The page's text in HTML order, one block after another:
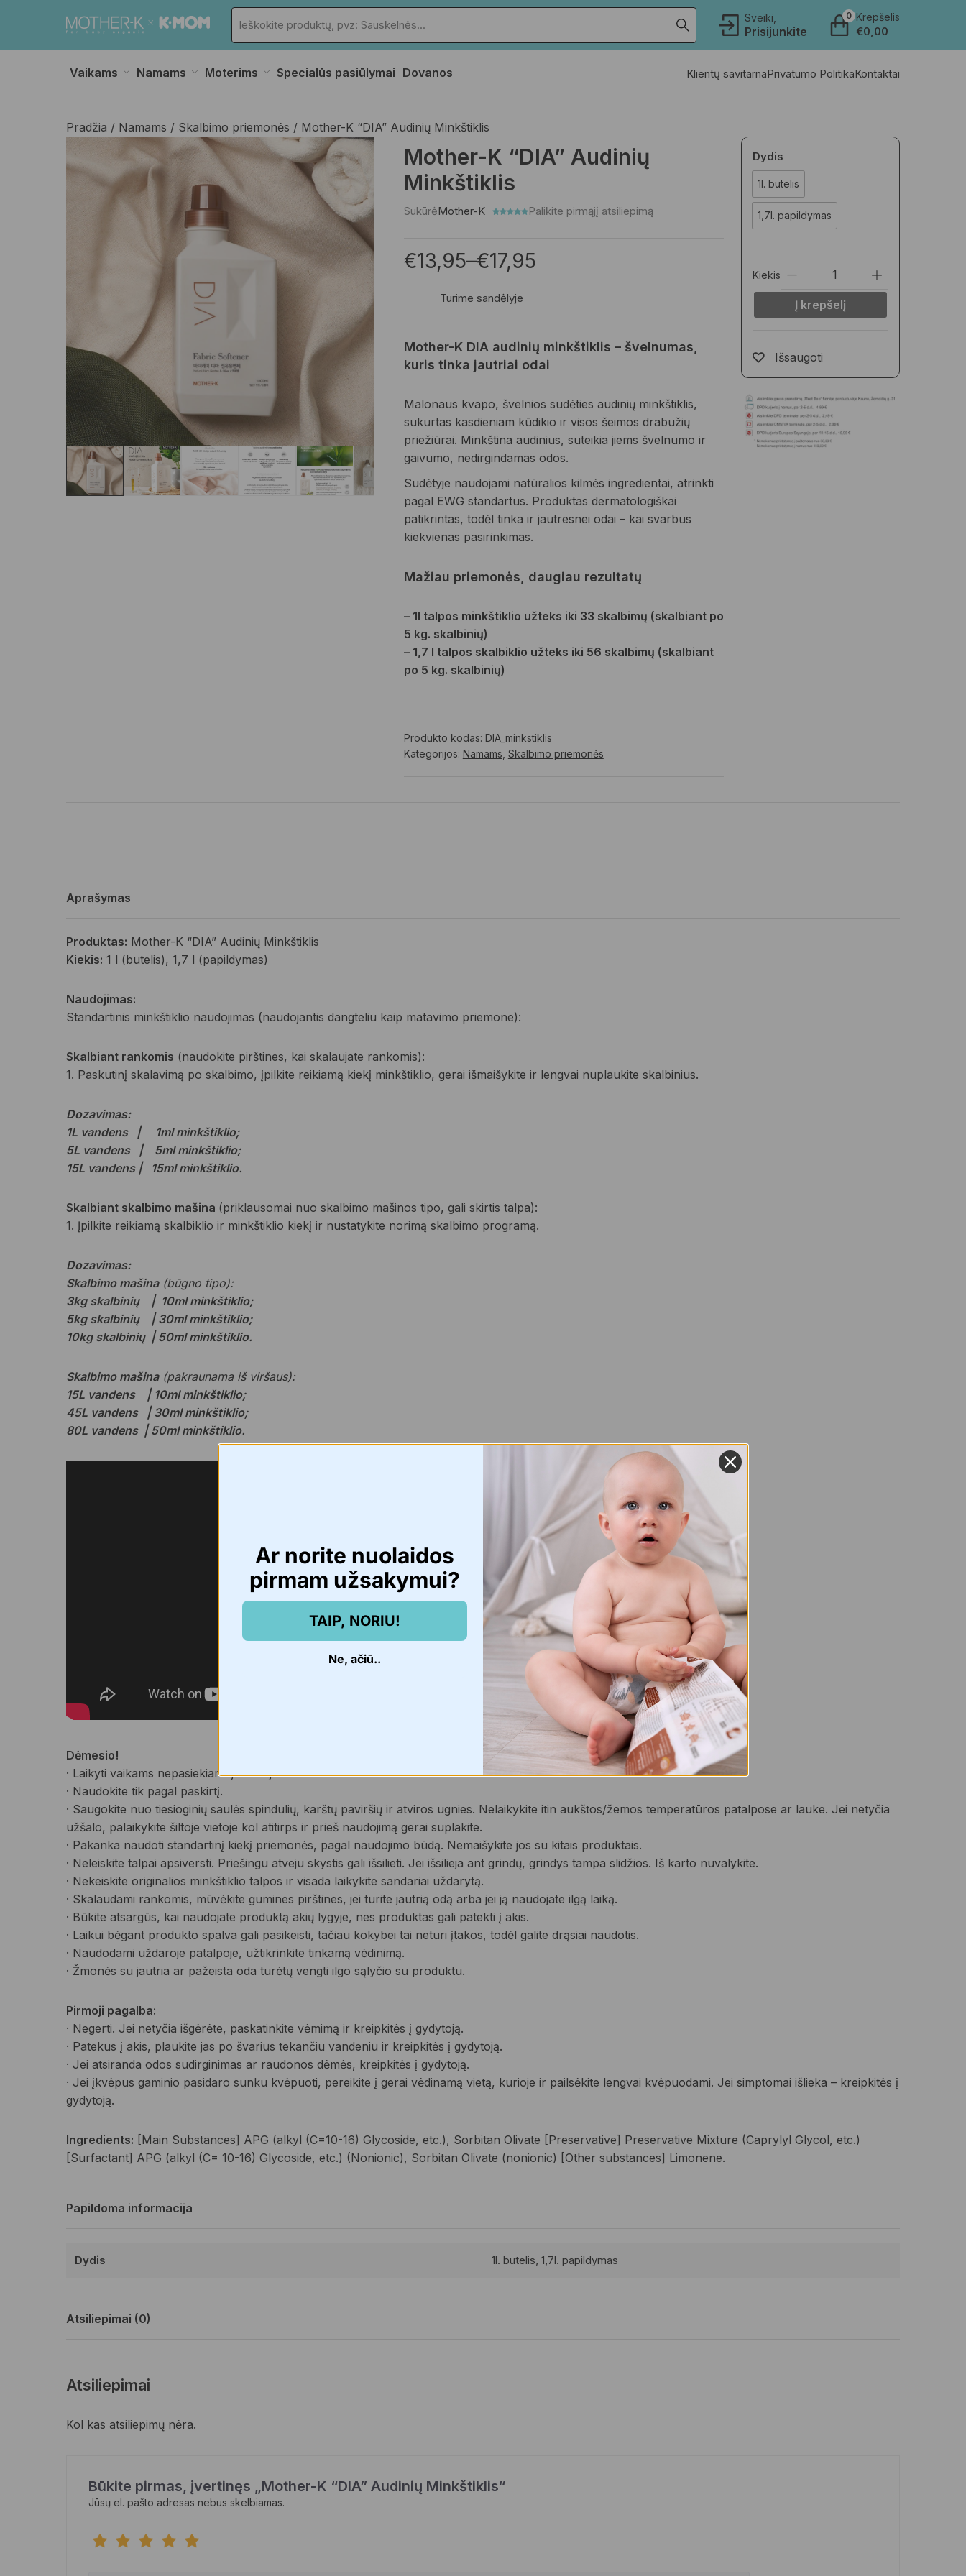
Sveiki,
Prisijunkite
Krepšelis
€0,00
0
Vaikams Namams Moterims Specialūs pasiūlymai Dovanos Klientų savitarnaPrivatumo PolitikaKontaktai
Pradžia Namams Skalbimo priemonės Mother-K “DIA” Audinių Minkštiklis
Mother-K “DIA” Audinių
Minkštiklis
SukūrėMother-K Palikite pirmąjį atsiliepimą
€13,95–€17,95
Turime sandėlyje
Mother-K DIA audinių minkštiklis – švelnumas,
kuris tinka jautriai odai
Malonaus kvapo, švelnios sudėties audinių minkštiklis,
sukurtas kasdieniam kūdikio ir visos šeimos drabužių
priežiūrai. Minkština audinius, suteikia jiems švelnumo ir
gaivumo, nedirgindamas odos.
Sudėtyje naudojami natūralios kilmės ingredientai, atrinkti
pagal EWG standartus. Produktas dermatologiškai
patikrintas, todėl tinka ir jautresnei odai – kai svarbus
kiekvienas pasirinkimas.
Mažiau priemonės, daugiau rezultatų
– 1l talpos minkštiklio užteks iki 33 skalbimų (skalbiant po
5 kg. skalbinių)
– 1,7 l talpos skalbiklio užteks iki 56 skalbimų (skalbiant
po 5 kg. skalbinių)
Produkto kodas: DIA_minkstiklis
Kategorijos: Namams Skalbimo priemonės
Dydis
1l. butelis
1,7l. papildymas
Kiekis
Į krepšelį
Išsaugoti
Aprašymas
Produktas: Mother-K “DIA” Audinių Minkštiklis
Kiekis: 1 l (butelis), 1,7 l (papildymas)
Naudojimas:
Standartinis minkštiklio naudojimas (naudojantis dangteliu kaip matavimo priemone):
Skalbiant rankomis (naudokite pirštines, kai skalaujate rankomis):
1. Paskutinį skalavimą po skalbimo, įpilkite reikiamą kiekį minkštiklio, gerai išmaišykite ir lengvai nuplaukite skalbinius.
Dozavimas:
1L vandens | 1ml minkštiklio;
5L vandens | 5ml minkštiklio;
15L vandens | 15ml minkštiklio.
Skalbiant skalbimo mašina (priklausomai nuo skalbimo mašinos tipo, gali skirtis talpa):
1. Įpilkite reikiamą skalbiklio ir minkštiklio kiekį ir nustatykite norimą skalbimo programą.
Dozavimas:
Skalbimo mašina(būgno tipo):
3kg skalbinių | 10ml minkštiklio;
5kg skalbinių | 30ml minkštiklio;
10kg skalbinių | 50ml minkštiklio.
Skalbimo mašina(pakraunama iš viršaus):
15L vandens | 10ml minkštiklio;
45L vandens | 30ml minkštiklio;
80L vandens | 50ml minkštiklio.
Dėmesio!
· Laikyti vaikams nepasiekiamoje vietoje.
· Naudokite tik pagal paskirtį.
· Saugokite nuo tiesioginių saulės spindulių, karštų paviršių ir atviros ugnies. Nelaikykite itin aukštos/žemos temperatūros patalpose ar lauke. Jei netyčia
užšalo, palaikykite šiltoje vietoje kol atitirps ir prieš naudojimą gerai suplakite.
· Pakanka naudoti standartinį kiekį priemonės, pagal naudojimo būdą. Nemaišykite jos su kitais produktais.
· Neleiskite talpai apsiversti. Priešingu atveju skystis gali išsilieti. Jei išsilieja ant grindų, grindys tampa slidžios. Iš karto nuvalykite.
· Nekeiskite originalios minkštiklio talpos ir visada laikykite sandariai uždarytą.
· Skalaudami rankomis, mūvėkite gumines pirštines, jei turite jautrią odą arba jei ją naudojate ilgą laiką.
· Būkite atsargūs, kai naudojate produktą akių lygyje, nes produktas gali patekti į akis.
· Laikui bėgant produkto spalva gali pasikeisti, tačiau kokybei tai neturi įtakos, todėl galite drąsiai naudotis.
· Naudodami uždaroje patalpoje, užtikrinkite tinkamą vėdinimą.
· Žmonės su jautria ar pažeista oda turėtų vengti ilgo sąlyčio su produktu.
Pirmoji pagalba:
· Negerti. Jei netyčia išgėrėte, paskatinkite vėmimą ir kreipkitės į gydytoją.
· Patekus į akis, plaukite jas po švarius tekančiu vandeniu ir kreipkitės į gydytoją.
· Jei atsiranda odos sudirginimas ar raudonos dėmės, kreipkitės į gydytoją.
· Jei įkvėpus gaminio pasidaro sunku kvėpuoti, pereikite į gerai vėdinamą vietą, kurioje ir pailsėkite lengvai kvėpuodami. Jei simptomai išlieka – kreipkitės į
gydytoją.
Ingredients: [Main Substances] APG (alkyl (C=10-16) Glycoside, etc.), Sorbitan Olivate [Preservative] Preservative Mixture (Caprylyl Glycol, etc.)
[Surfactant] APG (alkyl (C= 10-16) Glycoside, etc.) (Nonionic), Sorbitan Olivate (nonionic) [Other substances] Limonene.
Papildoma informacija
Dydis 1l. butelis, 1,7l. papildymas
Atsiliepimai (0)
Atsiliepimai
Kol kas atsiliepimų nėra.
Būkite pirmas, įvertinęs „Mother-K “DIA” Audinių Minkštiklis“
Jūsų el. pašto adresas nebus skelbiamas.
Ar norite nuolaidos
pirmam užsakymui?
TAIP, NORIU!
Ne, ačiū..